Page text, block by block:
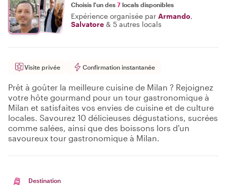
Choisis l'un des 7 locals disponibles
Expérience organisée par Armando,
Salvatore & 5 autres locals
Visite privée Confirmation instantanée
Prêt à goûter la meilleure cuisine de Milan ? Rejoignez
votre hôte gourmand pour un tour gastronomique à
Milan et satisfaites vos envies de cuisine et de culture
locales. Savourez 10 délicieuses dégustations, sucrées
comme salées, ainsi que des boissons lors d'un
savoureux tour gastronomique à Milan.
Destination